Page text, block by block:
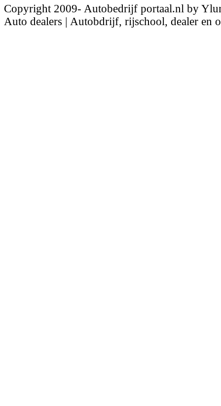
Copyright 2009- Autobedrijf portaal.nl by
Auto dealers | Autobdrijf, rijschool, dealer en